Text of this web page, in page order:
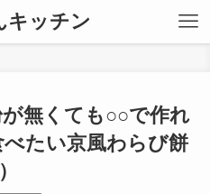
キッチン
無くても○○で作れ
べたい京風わらび餅